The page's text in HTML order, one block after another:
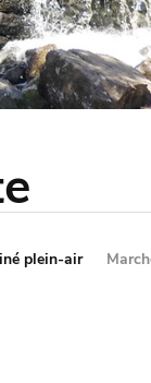
plein-air